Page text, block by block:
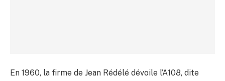
En 1960, la firme de Jean Rédélé dévoile l’A108, dite